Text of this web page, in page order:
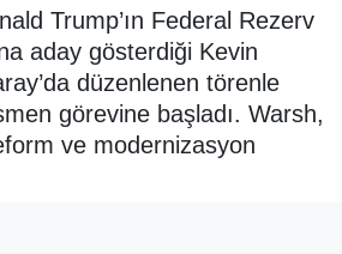
Trump’ın Federal Rezerv
aday gösterdiği Kevin
düzenlenen törenle
görevine başladı. Warsh,
ve modernizasyon